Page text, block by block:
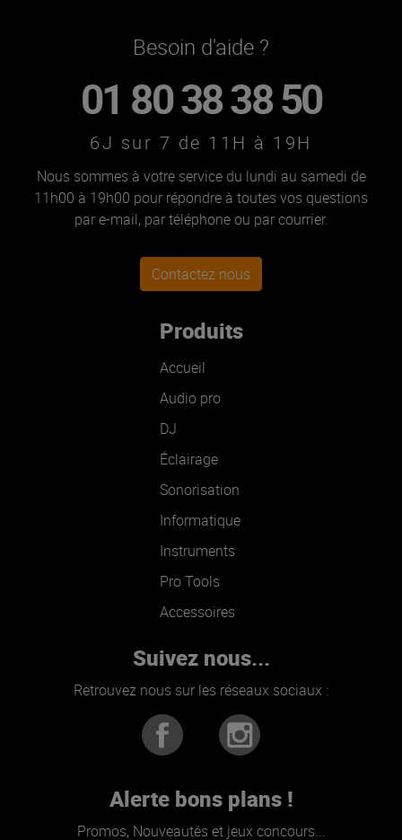
Besoin d'aide ?
01 80 38 38 50
6J sur 7 de 11H à 19H
Nous sommes à votre service du lundi au samedi de
11h00 à 19h00 pour répondre à toutes vos questions
par e-mail, par téléphone ou par courrier.
Contactez nous
Produits
Accueil
Audio pro
DJ
Éclairage
Sonorisation
Informatique
Instruments
Pro Tools
Accessoires
Suivez nous...
Retrouvez nous sur les réseaux sociaux :
Alerte bons plans !
Promos, Nouveautés et jeux concours...